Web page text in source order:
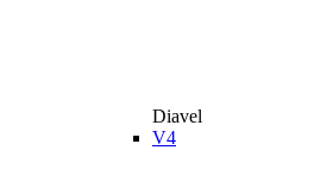
Diavel
V4